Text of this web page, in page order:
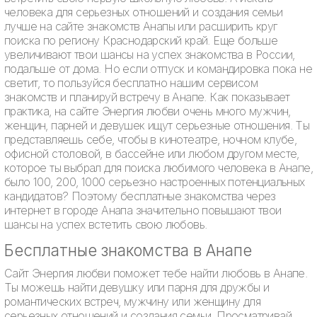
человека для серьезных отношений и создания семьи
лучше на сайте знакомств Анапы или расширить круг
поиска по региону Краснодарский край. Еще больше
увеличивают твои шансы на успех знакомства в России,
подальше от дома. Но если отпуск и командировка пока не
светит, то пользуйся бесплатно нашим сервисом
знакомств и планируй встречу в Анапе. Как показывает
практика, на сайте Энергия любви очень много мужчин,
женщин, парней и девушек ищут серьезные отношения. Ты
представляешь себе, чтобы в кинотеатре, ночном клубе,
офисной столовой, в бассейне или любом другом месте,
которое ты выбрал для поиска любимого человека в Анапе,
было 100, 200, 1000 серьезно настроенных потенциальных
кандидатов? Поэтому бесплатные знакомства через
интернет в городе Анапа значительно повышают твои
шансы на успех встетить свою любовь.
Бесплатные знакомства в Анапе
Сайт Энергия любви поможет тебе найти любовь в Анапе.
Ты можешь найти девушку или парня для дружбы и
романтических встреч, мужчину или женщину для